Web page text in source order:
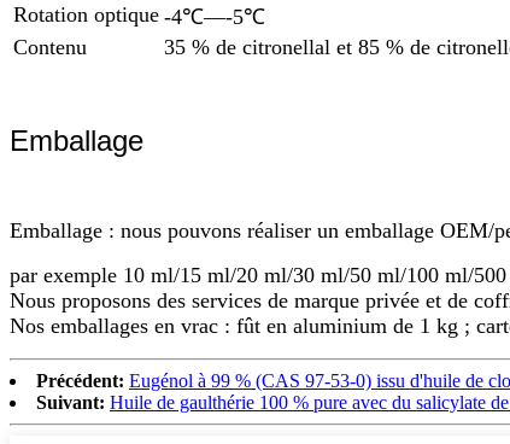
Rotation optique -4℃—-5℃
Contenu
35 % de citronellal et 85 % de
Emballage
Emballage : nous pouvons réaliser un emballage OEM/
par exemple 10 ml/15 ml/20 ml/30 ml/50 ml/100 ml/
Nous proposons des services de marque privée et de
Nos emballages en vrac : fût en aluminium de 1 kg ;
Précédent: Eugénol à 99 % (CAS 97-53-0) issu d'huile de
Suivant: Huile de gaulthérie 100 % pure avec du salicylate